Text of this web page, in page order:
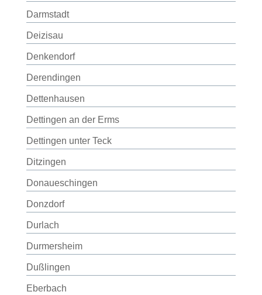
Darmstadt
Deizisau
Denkendorf
Derendingen
Dettenhausen
Dettingen an der Erms
Dettingen unter Teck
Ditzingen
Donaueschingen
Donzdorf
Durlach
Durmersheim
Dußlingen
Eberbach